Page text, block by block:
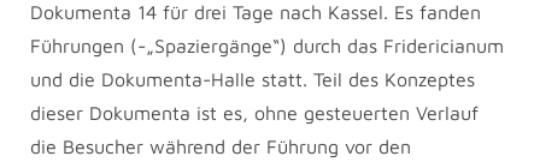
Dokumenta 14 für drei Tage nach Kassel. Es fanden
Führungen (-„Spaziergänge“) durch das Fridericianum
und die Dokumenta-Halle statt. Teil des Konzeptes
dieser Dokumenta ist es, ohne gesteuerten Verlauf
die Besucher während der Führung vor den